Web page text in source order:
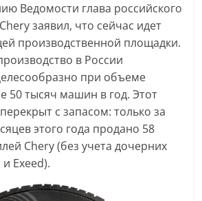
Ведомости глава российского
заявил, что сейчас идет
производственной площадки.
в России
при объеме
50 тысяч машин в год. Этот
с запасом: только за
этого года продано 58
Chery (без учета дочерних
Exeed).